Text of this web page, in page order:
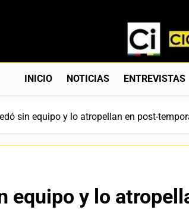
Web
INICIO NOTICIAS ENTREVISTAS
sin equipo y lo atropellan en post-
equipo y lo